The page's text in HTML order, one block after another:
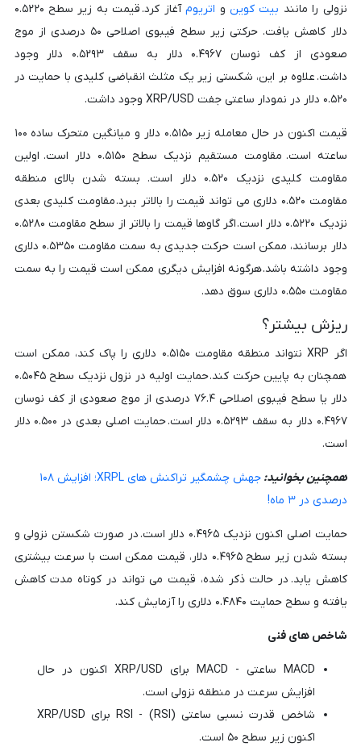
نزولی را مانند بیت کوین و اتریوم
آغاز کرد. قیمت به زیر سطح ۰.۵۲۲۰
دلار کاهش یافت. حرکتی زیر سطح فیبوی اصلاحی ۵۰ درصدی از موج
صعودی از کف نوسان ۰.۴۹۶۷ دلار به سقف ۰.۵۲۹۳ دلار وجود
داشت. علاوه بر این، شکستی زیر یک مثلث انقباضی کلیدی با حمایت در
۰.۵۲۰ دلار در نمودار ساعتی جفت XRP/USD وجود داشت.
قیمت اکنون در حال معامله زیر ۰.۵۱۵۰ دلار و میانگین متحرک ساده ۱۰۰
ساعته است. مقاومت مستقیم نزدیک سطح ۰.۵۱۵۰ دلار است. اولین
مقاومت کلیدی نزدیک ۰.۵۲۰ دلار است. بسته شدن بالای منطقه
مقاومت ۰.۵۲۰ دلاری می تواند قیمت را بالاتر ببرد. مقاومت کلیدی بعدی
نزدیک ۰.۵۲۲۰ دلار است. اگر گاوها قیمت را بالاتر از سطح مقاومت ۰.۵۲۸۰
دلار برسانند، ممکن است حرکت جدیدی به سمت مقاومت ۰.۵۳۵۰ دلاری
وجود داشته باشد. هرگونه افزایش دیگری ممکن است قیمت را به سمت
مقاومت ۰.۵۵۰ دلاری سوق دهد.
ریزش بیشتر؟
اگر XRP نتواند منطقه مقاومت ۰.۵۱۵۰ دلاری را پاک کند، ممکن است
همچنان به پایین حرکت کند. حمایت اولیه در نزول نزدیک سطح ۰.۵۰۴۵
دلار یا سطح فیبوی اصلاحی ۷۶.۴ درصدی از موج صعودی از کف نوسان
۰.۴۹۶۷ دلار به سقف ۰.۵۲۹۳ دلار است. حمایت اصلی بعدی در ۰.۵۰۰ دلار
است.
همچنین بخوانید:
جهش چشمگیر تراکنش های XRPL؛ افزایش ۱۰۸
درصدی در ۳ ماه!
حمایت اصلی اکنون نزدیک ۰.۴۹۶۵ دلار است. در صورت شکستن نزولی و
بسته شدن زیر سطح ۰.۴۹۶۵ دلار، قیمت ممکن است با سرعت بیشتری
کاهش یابد. در حالت ذکر شده، قیمت می تواند در کوتاه مدت کاهش
یافته و سطح حمایت ۰.۴۸۴۰ دلاری را آزمایش کند.
شاخص های فنی
MACD ساعتی - MACD برای XRP/USD اکنون در حال
افزایش سرعت در منطقه نزولی است.
شاخص قدرت نسبی ساعتی (RSI) - RSI برای XRP/USD
اکنون زیر سطح ۵۰ است.